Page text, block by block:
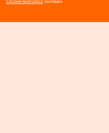
Солнечногорск онлайн